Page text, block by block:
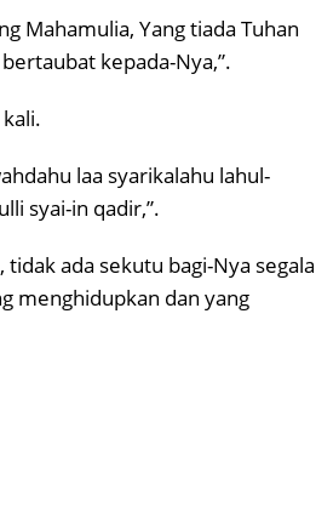
Mahamulia, Yang tiada Tuhan
kepada-Nya,”.
laa syarikalahu lahul-
syai-in qadir,”.
ada sekutu bagi-Nya segala
menghidupkan dan yang